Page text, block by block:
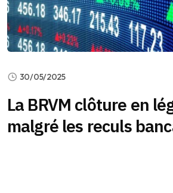
30/05/2025
La BRVM clôture en
malgré les reculs